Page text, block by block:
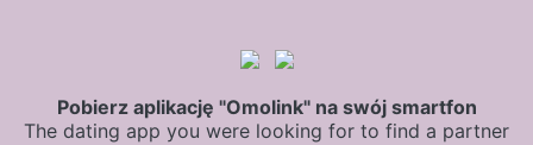
Pobierz aplikację "Omolink" na swój smartfon
The dating app you were looking for to find a partner